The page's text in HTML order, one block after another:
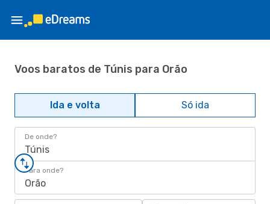
Voos baratos de Túnis para Orão
Ida e volta Só ida
De onde?
Túnis
Para onde?
Orão